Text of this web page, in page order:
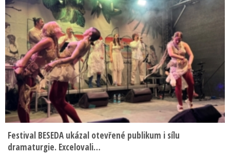
Festival BESEDA ukázal otevřené publikum i sílu
dramaturgie. Excelovali…